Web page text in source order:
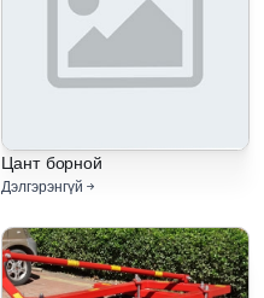
Цант борной
Дэлгэрэнгүй